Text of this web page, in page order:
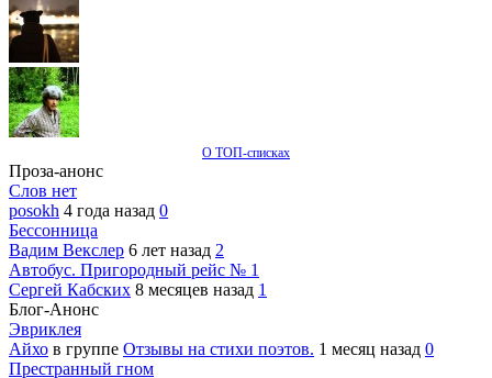
О ТОП-списках
Проза-анонс
Слов нет
posokh 4 года назад 0
Бессонница
Вадим Векслер 6 лет назад 2
Автобус. Пригородный рейс № 1
Сергей Кабских 8 месяцев назад 1
Блог-Анонс
Эвриклея
Айхо в группе Отзывы на стихи поэтов. 1 месяц назад 0
Престранный гном